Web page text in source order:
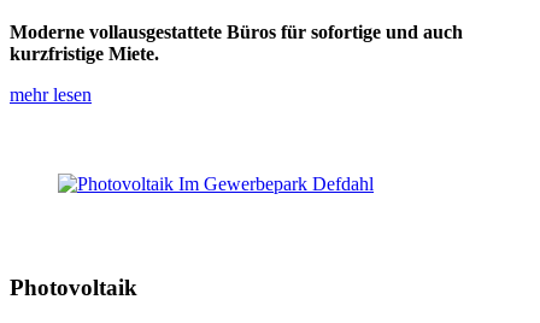
Moderne vollausgestattete Büros für sofortige und auch
kurzfristige Miete.
mehr lesen
Photovoltaik